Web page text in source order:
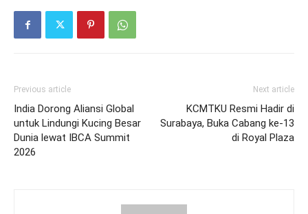
Previous article
India Dorong Aliansi Global
untuk Lindungi Kucing Besar
Dunia lewat IBCA Summit
2026
Next article
KCMTKU Resmi Hadir di
Surabaya, Buka Cabang ke-13
di Royal Plaza